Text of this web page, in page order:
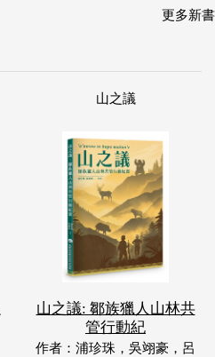
更多新書
山之議
山之議: 鄒族獵人山林共
管行動紀
作者：浦珍珠，吳翊豪，呂